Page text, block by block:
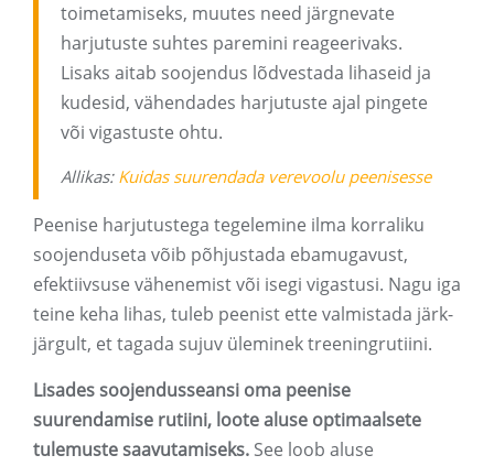
toimetamiseks, muutes need järgnevate
harjutuste suhtes paremini reageerivaks.
Lisaks aitab soojendus lõdvestada lihaseid ja
kudesid, vähendades harjutuste ajal pingete
või vigastuste ohtu.
Allikas: Kuidas suurendada verevoolu peenisesse
Peenise harjutustega tegelemine ilma korraliku
soojenduseta võib põhjustada ebamugavust,
efektiivsuse vähenemist või isegi vigastusi. Nagu iga
teine ​​keha lihas, tuleb peenist ette valmistada järk-
järgult, et tagada sujuv üleminek treeningrutiini.
Lisades soojendusseansi oma peenise
suurendamise rutiini, loote aluse optimaalsete
tulemuste saavutamiseks. See loob aluse